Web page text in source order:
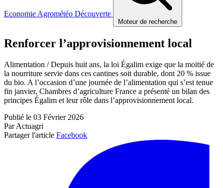
Economie Agrométéo Découverte
Moteur de recherche
Renforcer l’approvisionnement local
Alimentation / Depuis huit ans, la loi Égalim exige que la moitié de
la nourriture servie dans ces cantines soit durable, dont 20 % issue
du bio. A l’occasion d’une journée de l’alimentation qui s’est tenue
fin janvier, Chambres d’agriculture France a présenté un bilan des
principes Égalim et leur rôle dans l’approvisionnement local.
Publié le 03 Février 2026
Par Actuagri
Partager l'article Facebook